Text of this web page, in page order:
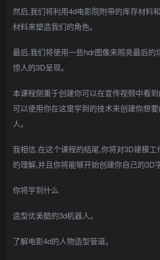
然后,我们将利用4d电影院附带的库存材料
材料来塑造我们的角色。
最后,我们将使用一些hdr图像来照亮最后的
惊人的3D呈现。
本课程侧重于创建你可以在宣传视频中看
可以使用你在这里学到的技术来创建你想
人。
我相信,在这个课程的结尾,你将对3D建模工
的理解,并且你将能够开始创建你自己的3D字
你将学到什么
造型优美酷的3d机器人。
了解电影4d的人物造型管道。